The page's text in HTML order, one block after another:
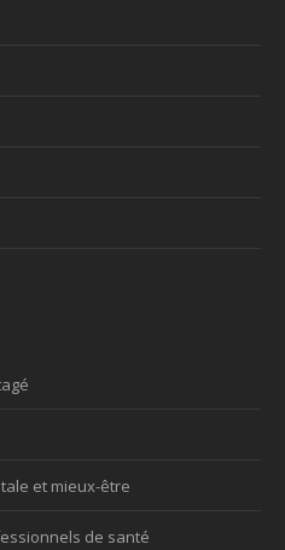
et mieux-être
de santé